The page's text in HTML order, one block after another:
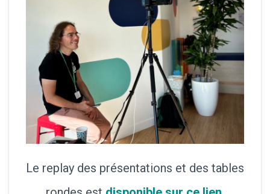
Le replay des présentations et des tables